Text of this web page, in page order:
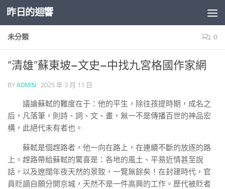
Skip to content
昨日的迴響
未分類 0
“清雄”蘇東坡–文史–中找九宮格國作家網
BY ADMIN · 2025 年 3 月 11 日
議論蘇軾的難度在于：他的平生，除往孩提時期，成名之
后，凡落筆，則詩、詞、文、畫，無一不是傳播百世的神品宏
構，此絕代未有者也。
蘇軾是個趕路者，他一向在路上，在連續不斷的放逐的路
上。趕路帶給蘇軾的驚喜是：各地的風土、平易近情甚至說
話，以及遼闊年夜天然的景致，一覽無餘矣！在封建時代，官
員貶謫自願分開京城，天然不是一件高興的工作。歷代被貶者